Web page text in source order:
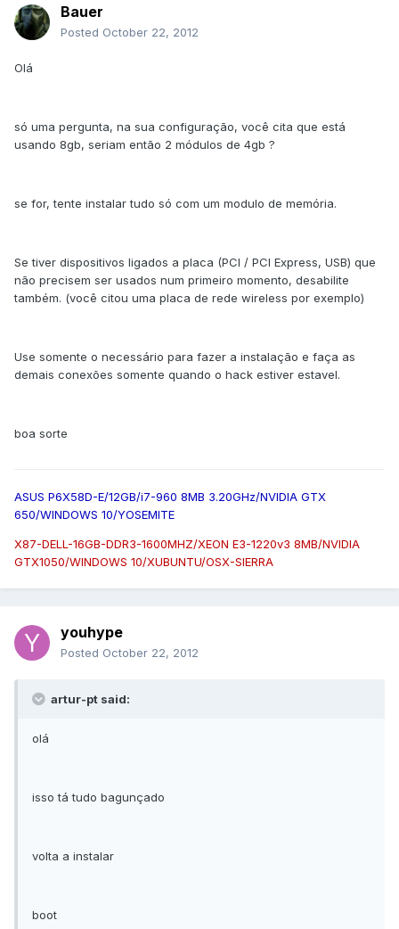
Bauer
Posted October 22, 2012
Olá
só uma pergunta, na sua configuração, você cita que está
usando 8gb, seriam então 2 módulos de 4gb ?
se for, tente instalar tudo só com um modulo de memória.
Se tiver dispositivos ligados a placa (PCI / PCI Express, USB) que
não precisem ser usados num primeiro momento, desabilite
também. (você citou uma placa de rede wireless por exemplo)
Use somente o necessário para fazer a instalação e faça as
demais conexões somente quando o hack estiver estavel.
boa sorte
ASUS P6X58D-E/12GB/i7-960 8MB 3.20GHz/NVIDIA GTX
650/WINDOWS 10/YOSEMITE
X87-DELL-16GB-DDR3-1600MHZ/XEON E3-1220v3 8MB/NVIDIA
GTX1050/WINDOWS 10/XUBUNTU/OSX-SIERRA
youhype
Posted October 22, 2012
artur-pt said:
olá
isso tá tudo bagunçado
volta a instalar
boot